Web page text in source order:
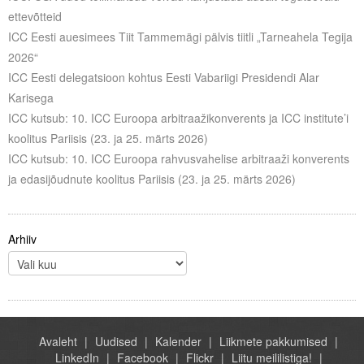
ettevõtteid
ICC Eesti auesimees Tiit Tammemägi pälvis tiitli „Tarneahela Tegija
2026“
ICC Eesti delegatsioon kohtus Eesti Vabariigi Presidendi Alar
Karisega
ICC kutsub: 10. ICC Euroopa arbitraažikonverents ja ICC institute’i
koolitus Pariisis (23. ja 25. märts 2026)
ICC kutsub: 10. ICC Euroopa rahvusvahelise arbitraaži konverents
ja edasijõudnute koolitus Pariisis (23. ja 25. märts 2026)
Arhiiv
Avaleht Uudised Kalender
Liikmete pakkumised
LinkedIn
Facebook Flickr Liitu meililistiga!